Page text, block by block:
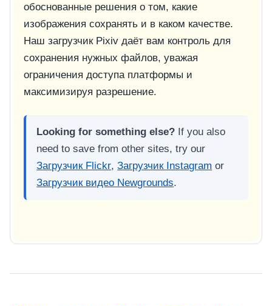
обоснованные решения о том, какие
изображения сохранять и в каком качестве.
Наш загрузчик Pixiv даёт вам контроль для
сохранения нужных файлов, уважая
ограничения доступа платформы и
максимизируя разрешение.
Looking for something else? If you also
need to save from other sites, try our
Загрузчик Flickr,Загрузчик Instagram or
Загрузчик видео Newgrounds.